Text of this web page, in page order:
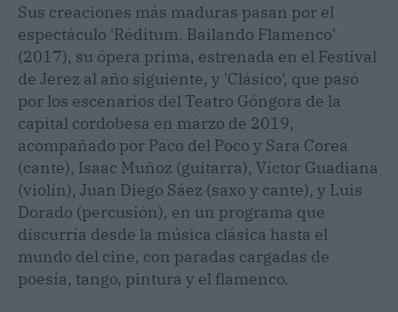
Sus creaciones más maduras pasan por el
espectáculo 'Réditum. Bailando Flamenco'
(2017), su ópera prima, estrenada en el Festival
de Jerez al año siguiente, y 'Clásico', que pasó
por los escenarios del Teatro Góngora de la
capital cordobesa en marzo de 2019,
acompañado por Paco del Poco y Sara Corea
(cante), Isaac Muñoz (guitarra), Víctor Guadiana
(violín), Juan Diego Sáez (saxo y cante), y Luis
Dorado (percusión), en un programa que
discurría desde la música clásica hasta el
mundo del cine, con paradas cargadas de
poesía, tango, pintura y el flamenco.